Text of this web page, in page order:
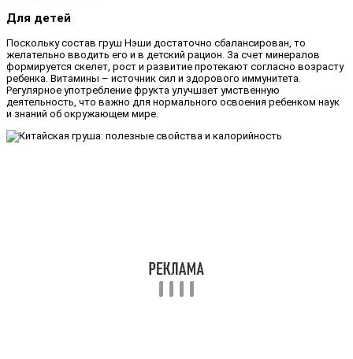
Для детей
Поскольку состав груш Нэши достаточно сбалансирован, то
желательно вводить его и в детский рацион. За счет минералов
формируется скелет, рост и развитие протекают согласно возрасту
ребенка. Витамины – источник сил и здорового иммунитета.
Регулярное употребление фрукта улучшает умственную
деятельность, что важно для нормального освоения ребенком наук
и знаний об окружающем мире.